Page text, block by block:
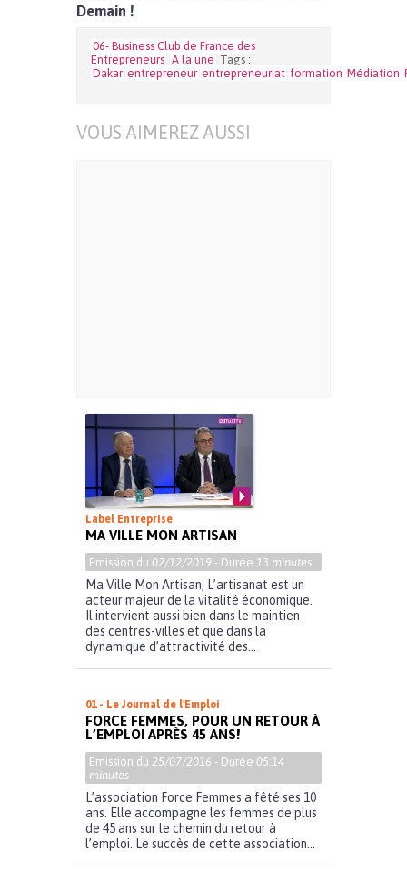
Demain !
06- Business Club de France des
Entrepreneurs A la une Tags :
Dakar entrepreneur entrepreneuriat formation Médiation
VOUS AIMEREZ AUSSI
Label Entreprise
MA VILLE MON ARTISAN
Emission du 02/12/2019 - Durée 13 minutes
Ma Ville Mon Artisan, L’artisanat est un
acteur majeur de la vitalité économique.
Il intervient aussi bien dans le maintien
des centres-villes et que dans la
dynamique d’attractivité des...
01 - Le Journal de l'Emploi
FORCE FEMMES, POUR UN RETOUR À
L’EMPLOI APRÈS 45 ANS!
Emission du 25/07/2016 - Durée 05:14
minutes
L’association Force Femmes a fêté ses 10
ans. Elle accompagne les femmes de plus
de 45 ans sur le chemin du retour à
l’emploi. Le succès de cette association...